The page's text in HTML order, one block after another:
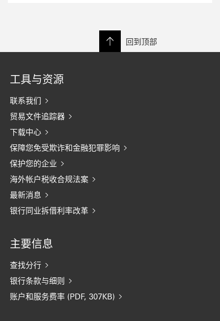
回到顶部
工具与资源
联系我们
贸易文件追踪器
下载中心
保障您免受欺诈和金融犯罪影响
保护您的企业
海外帐户税收合规法案
最新消息
银行同业拆借利率改革
主要信息
查找分行
银行条款与细则
账户和服务费率 (PDF, 307KB)